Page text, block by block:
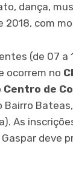
dança,
2018, com
(de 07 a
ocorrem no
Centro de
Bairro
As
deve